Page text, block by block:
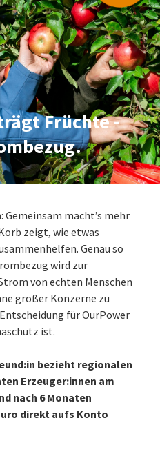
Früchte -
macht’s mehr
zeigt, wie etwas
Genau so
wird zur
von echten Menschen
großer Konzerne zu
für OurPower
ist.
bezieht regionalen
Erzeuger:innen am
nach 6 Monaten
direkt aufs Konto